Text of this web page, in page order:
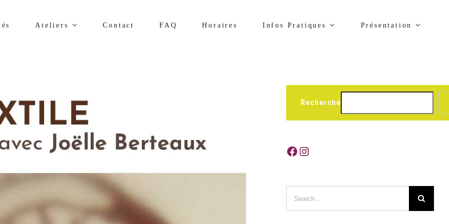
Ateliers Contact FAQ Horaires Infos Pratiques Présentation
Recherche